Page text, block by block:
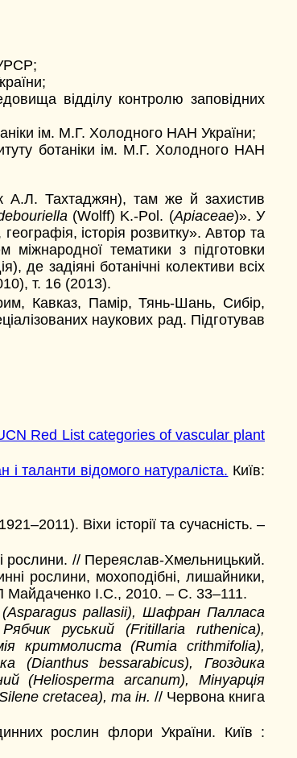
відділу контролю заповідних
ім. М.Г. Холодного НАН України;
ботаніки ім. М.Г. Холодного НАН
А.Л. Тахтаджян), там же й захистив
(Wolff) K.-Pol. (Apiaceae)». У
історія розвитку». Автор та
тематики з підготовки
задіяні ботанічні колективи всіх
т. 16 (2013).
Кавказ, Памір, Тянь-Шань, Сибір,
наукових рад. Підготував
Red List categories of vascular plant
таланти відомого натураліста. Київ:
Віхи історії та сучасність. –
рослини. // Переяслав-Хмельницький.
рослини, мохоподібні, лишайники,
І.С., 2010. – С. 33–111.
pallasii), Шафран Палласа
руський (Fritillaria ruthenica),
критмолиста (Rumia crithmifolia),
(Dianthus bessarabicus), Гвоздика
(Heliosperma arcanum), Мінуарція
cretacea), та ін. // Червона книга
рослин флори України. Київ :